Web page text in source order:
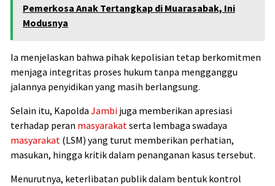
Pemerkosa Anak Tertangkap di Muarasabak, Ini
Modusnya
Ia menjelaskan bahwa pihak kepolisian tetap berkomitmen
menjaga integritas proses hukum tanpa mengganggu
jalannya penyidikan yang masih berlangsung.
Selain itu, Kapolda Jambi juga memberikan apresiasi
terhadap peran masyarakat serta lembaga swadaya
masyarakat (LSM) yang turut memberikan perhatian,
masukan, hingga kritik dalam penanganan kasus tersebut.
Menurutnya, keterlibatan publik dalam bentuk kontrol